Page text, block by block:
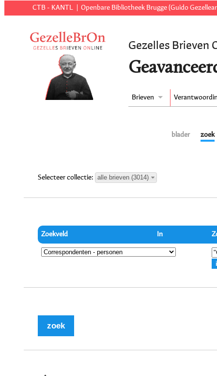
CTB - KANTL Openbare Bibliotheek Brugge (Guido
Gezelles Brieven
Brieven
blader zoek
Selecteer collectie: alle brieven (3014)
Zoekveld In